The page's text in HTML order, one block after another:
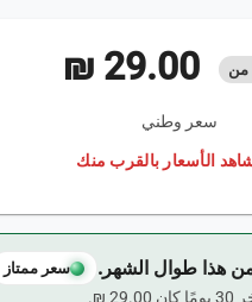
من ‏29.00 ₪
سعر وطني
الأسعار بالقرب منك
هذا طوال الشهر. سعر ممتاز
₪.